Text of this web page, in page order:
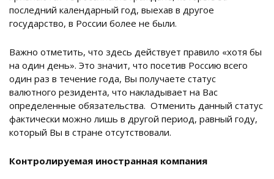
последний календарный год, выехав в другое
государство, в России более не были.
Важно отметить, что здесь действует правило «хотя бы
на один день». Это значит, что посетив Россию всего
один раз в течение года, Вы получаете статус
валютного резидента, что накладывает на Вас
определенные обязательства. Отменить данный статус
фактически можно лишь в другой период, равный году,
который Вы в стране отсутствовали.
Контролируемая иностранная компания